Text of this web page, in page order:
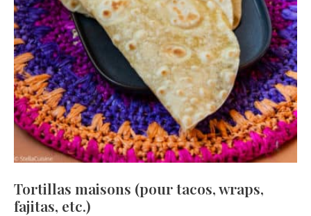
Tortillas maisons (pour tacos, wraps,
fajitas, etc.)